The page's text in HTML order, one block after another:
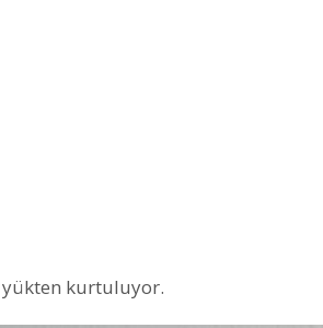
yükten kurtuluyor.